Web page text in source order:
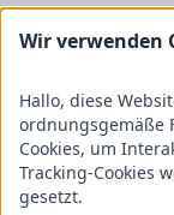
News
Kontakt
Allgemeine
© Fricke
Wir verwenden
Hallo, diese
ordnungsgemäße
Cookies, um
Tracking-Cookies
gesetzt.